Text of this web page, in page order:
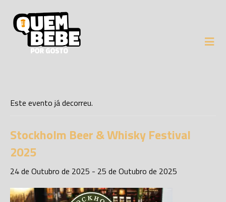
Este evento já decorreu.
Stockholm Beer & Whisky Festival
2025
24 de Outubro de 2025 - 25 de Outubro de 2025